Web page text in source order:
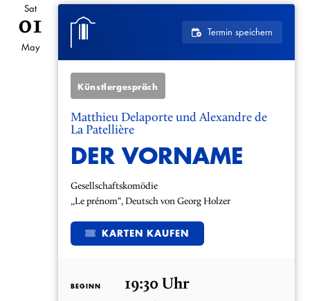
Sat
01
May
Termin speichern
Künstlergespräch
Matthieu Delaporte und Alexandre de
La Patellière
DER VORNAME
Gesellschaftskomödie
„Le prénom“, Deutsch von Georg Holzer
KARTEN KAUFEN
BEGINN 19:30 Uhr